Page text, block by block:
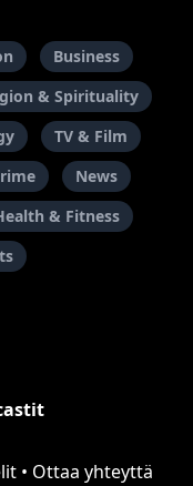
Business
& Spirituality
TV & Film
News
& Fitness
• Ottaa yhteyttä